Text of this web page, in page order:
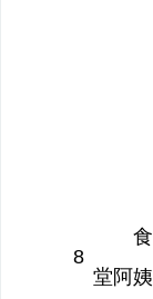
8
食
堂阿姨